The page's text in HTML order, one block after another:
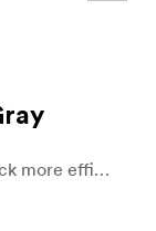
Pack more than you think is possible! Pack more efficiently with the small Gomatic Packing Cube.